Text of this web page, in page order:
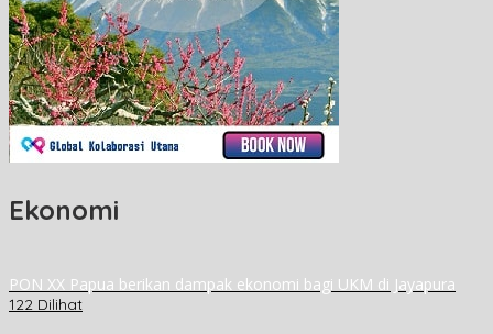
Ekonomi
PON XX Papua berikan dampak ekonomi bagi UKM di Jayapura
122 Dilihat